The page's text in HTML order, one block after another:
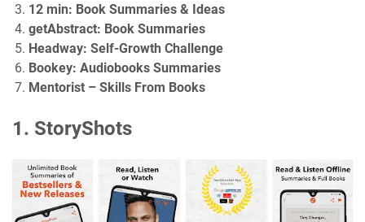
12 min: Book Summaries & Ideas
getAbstract: Book Summaries
Headway: Self-Growth Challenge
Bookey: Audiobooks Summaries
Mentorist – Skills From Books
1. StoryShots